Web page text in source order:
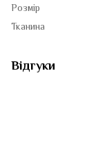
Розмір
Тканина
Відгуки